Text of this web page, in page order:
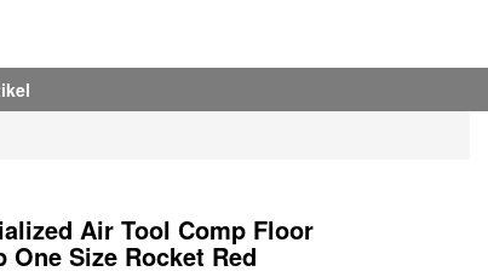
Air Tool Comp Floor
One Size Rocket Red